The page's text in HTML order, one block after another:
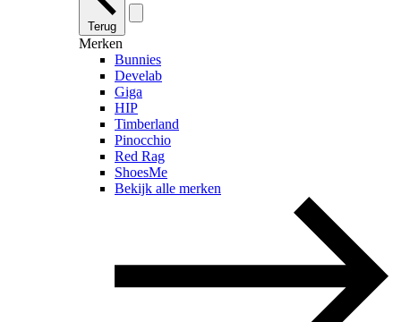
Terug
Merken
Bunnies
Develab
Giga
HIP
Timberland
Pinocchio
Red Rag
ShoesMe
Bekijk alle merken